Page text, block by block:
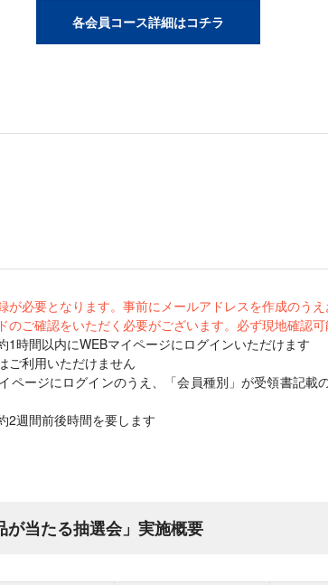
各会員コース詳細はコチラ
が必要となります。事前にメールアドレスを作成のう
のご確認をいただく必要がございます。必ず現地確認
1時間以内にWEBマイページにログインいただけます
ご利用いただけません
ページにログインのうえ、「会員種別」が受領書記載
2週間前後時間を要します
当たる抽選会」実施概要